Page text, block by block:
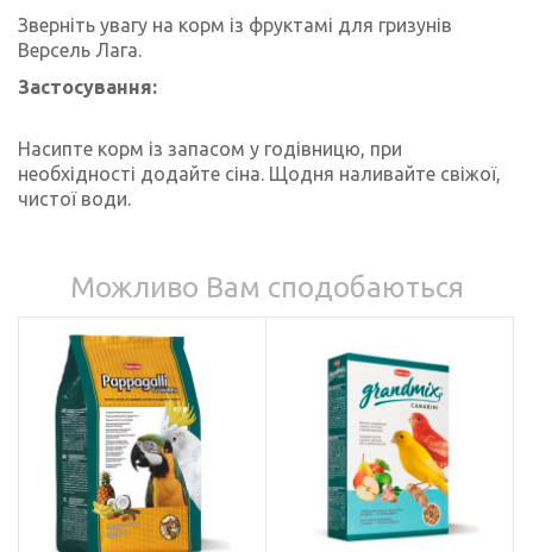
Зверніть увагу на корм із фруктамі для гризунів
Версель Лага.
Застосування:
Насипте корм із запасом у годівницю, при
необхідності додайте сіна. Щодня наливайте свіжої,
чистої води.
Можливо Вам сподобаються